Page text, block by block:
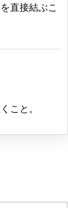
直接結ぶこ
こと。